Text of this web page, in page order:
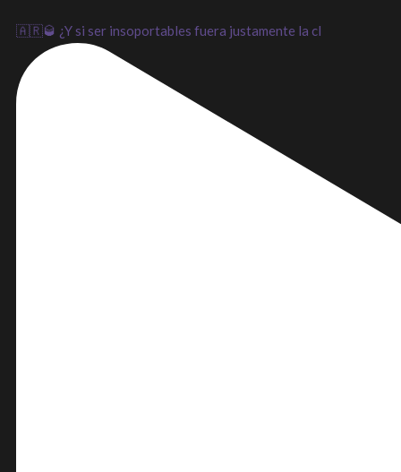
🇦🇷🥃 ¿Y si ser insoportables fuera justamente la cl